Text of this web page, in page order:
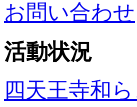
お問い合わせ
活動状況
四天王寺和